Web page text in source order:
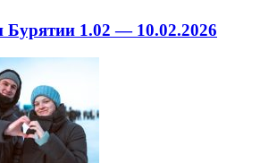
Бурятии 1.02 — 10.02.2026